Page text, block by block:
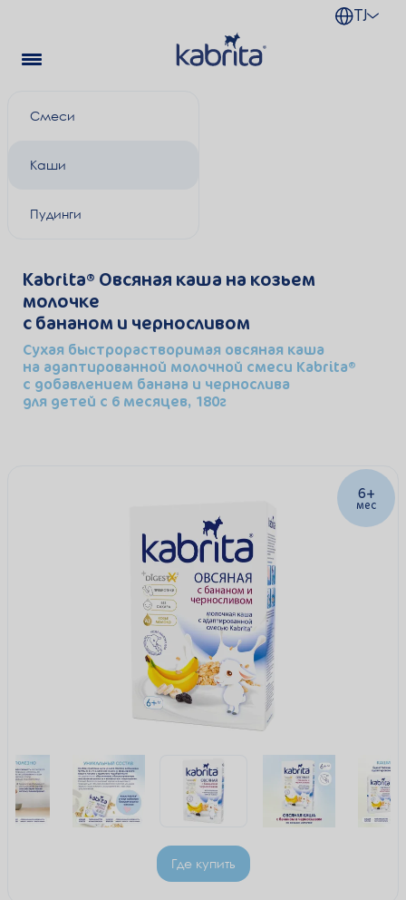
TJ
Смеси
Каши
Пудинги
Kabrita Овсяная каша на козьем
молочке
с бананом и черносливом
Сухая быстрорастворимая овсяная каша
на адаптированной молочной смеси Kabrita®
с добавлением банана и чернослива
для детей с 6 месяцев, 180г
6+
мес
Где купить